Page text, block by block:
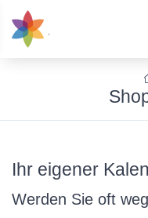
Ihr eigener
Werden Sie oft